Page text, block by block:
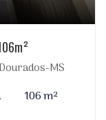
MS
106 m²